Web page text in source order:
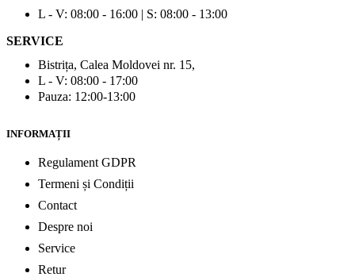
L - V: 08:00 - 16:00 | S: 08:00 - 13:00
SERVICE
Bistrița, Calea Moldovei nr. 15,
L - V: 08:00 - 17:00
Pauza: 12:00-13:00
INFORMAȚII
Regulament GDPR
Termeni și Condiții
Contact
Despre noi
Service
Retur